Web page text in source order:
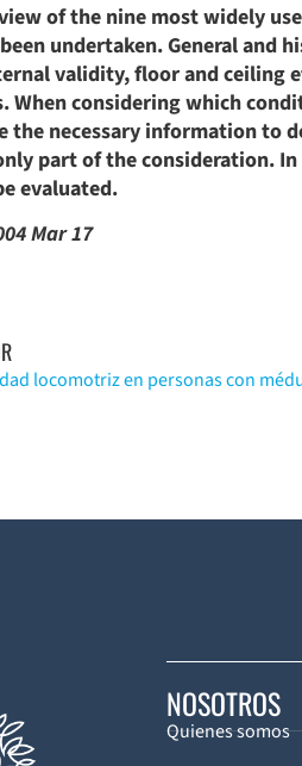
of the nine most widely
undertaken. General
validity, floor and ceiling
When considering which
the necessary information to
part of the consideration.
evaluated.
Mar 17
NOSOTROS
Quienes somos